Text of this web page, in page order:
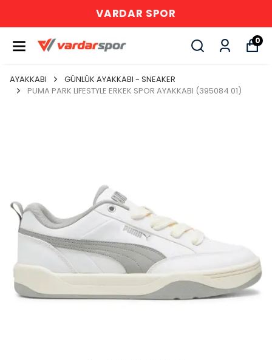
VARDAR SPOR
0
AYAKKABI
GÜNLÜK AYAKKABI - SNEAKER
PUMA PARK LIFESTYLE ERKEK SPOR AYAKKABI (395084 01)